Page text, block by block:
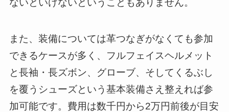
ないといけないということもありません。
また、装備については革つなぎがなくても参加
できるケースが多く、フルフェイスヘルメット
と長袖・長ズボン、グローブ、そしてくるぶし
を覆うシューズという基本装備さえ整えれば参
加可能です。費用は数千円から2万円前後が目安